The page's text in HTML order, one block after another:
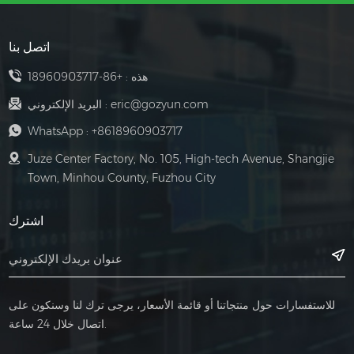
والتحكم في سرعة
لدائرة التحكم، بما
في ذلك قواطع
الدائرة، وأطراف
اتصل بنا
هذه :+86-18960903717
البريد الإلكتروني : eric@gozyun.com
WhatsApp : +8618960903717
Juze Center Factory, No. 105, High-tech Avenue, Shangjie
Town, Minhou County, Fuzhou City
اشترك
للاستفسارات حول منتجاتنا أو قائمة الأسعار، يرجى ترك لنا وسنكون على